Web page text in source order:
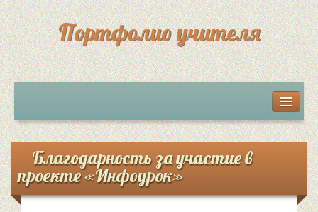
Портфолио учителя
Грамоты, дипломы, сертификаты
Достижения учеников
Благодарность за участие в
проекте «Инфоурок»